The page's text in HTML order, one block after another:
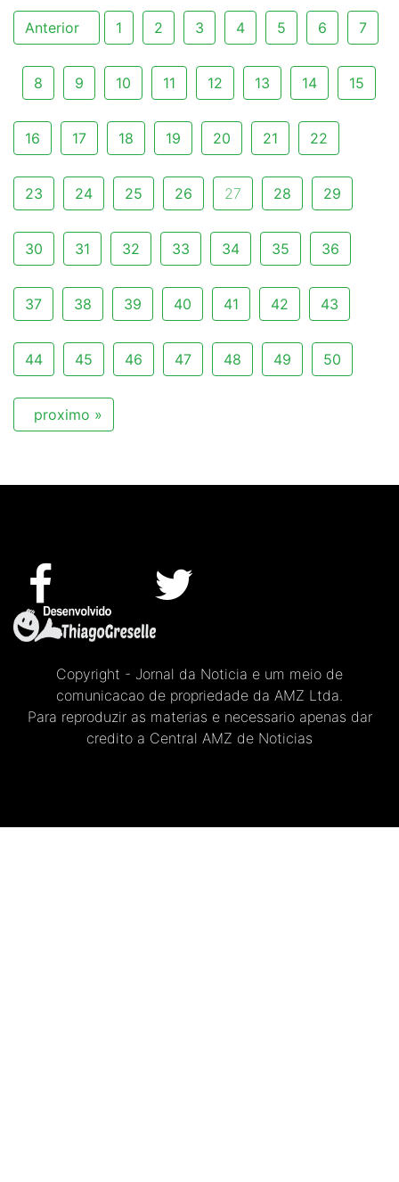
Anterior 1 2 3 4 5 6 7
8 9 10 11 12 13 14 15
16 17 18 19 20 21 22
23 24 25 26 27 28 29
30 31 32 33 34 35 36
37 38 39 40 41 42 43
44 45 46 47 48 49 50
proximo »
Copyright - Jornal da Noticia e um meio de
comunicacao de propriedade da AMZ Ltda.
Para reproduzir as materias e necessario apenas dar
credito a Central AMZ de Noticias